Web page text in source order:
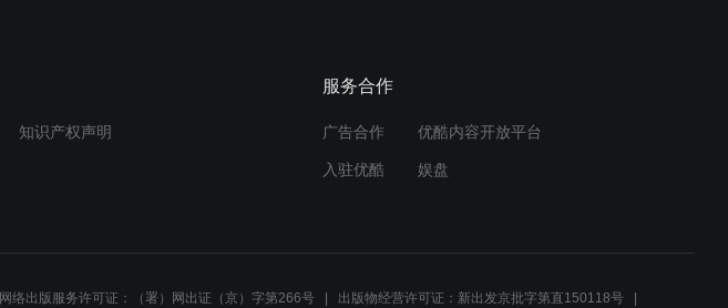
知识产权声明
服务合作
广告合作 优酷内容开放平台
入驻优酷 娱盘
网络出版服务许可证：（署）网出证（京）字第266号 出版物经营许可证：新出发京批字第直150118号